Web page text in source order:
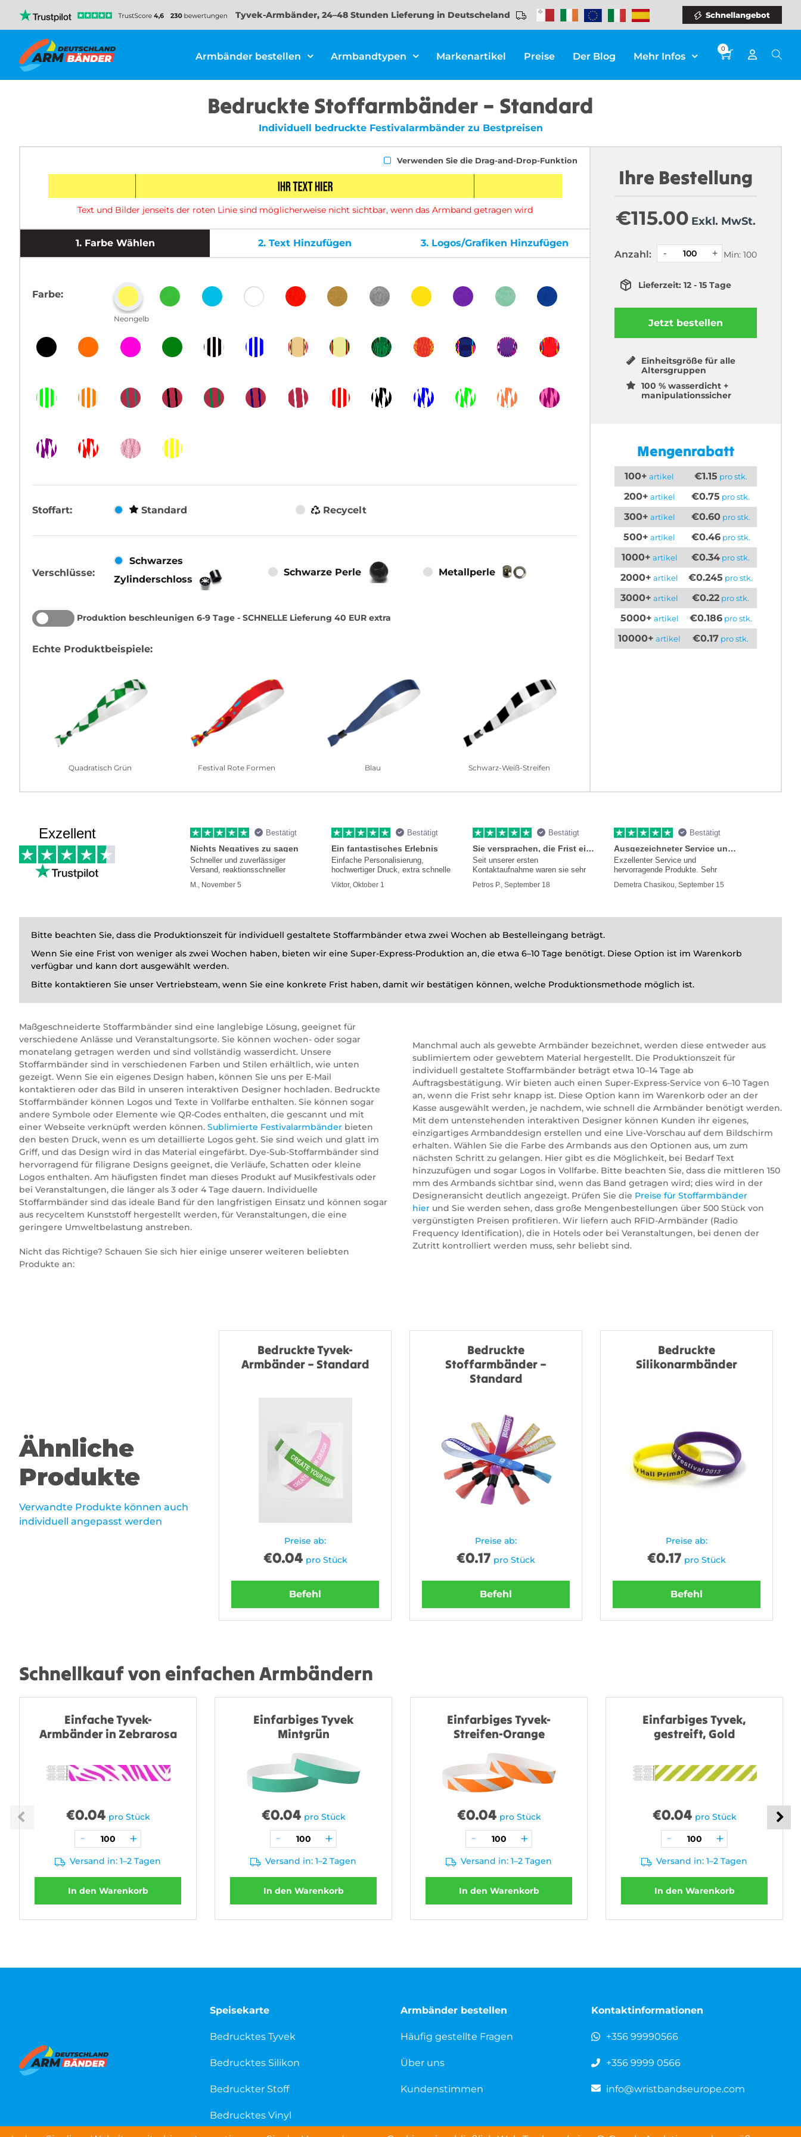
Tyvek-Armbänder, 24–48 Stunden Lieferung in Deutscheland Schnellangebot
Armbänder bestellen Armbandtypen Markenartikel Preise Der Blog Mehr Infos
0
Bedruckte Stoffarmbänder – Standard
Individuell bedruckte Festivalarmbänder zu Bestpreisen
Verwenden Sie die Drag-and-Drop-Funktion
Text und Bilder jenseits der roten Linie sind möglicherweise nicht sichtbar, wenn das Armband getragen wird
1. Farbe Wählen 2. Text Hinzufügen 3. Logos/Grafiken Hinzufügen
Farbe:
Neongelb
Stoffart: Standard Recycelt
Verschlüsse:
Schwarzes
Zylinderschloss
Schwarze Perle Metallperle
Produktion beschleunigen 6-9 Tage - SCHNELLE Lieferung 40 EUR extra
Echte Produktbeispiele:
Quadratisch Grün Festival Rote Formen Blau Schwarz-Weiß-Streifen
Ihre Bestellung
€115.00 Exkl. MwSt.
Anzahl: Min: 100
Lieferzeit: 12 - 15 Tage
Jetzt bestellen
Einheitsgröße für alle
Altersgruppen
100 % wasserdicht +
manipulationssicher
Mengenrabatt
100+ artikel €1.15 pro stk.
200+ artikel €0.75 pro stk.
300+ artikel €0.60pro stk.
500+ artikel €0.46pro stk.
1000+ artikel €0.34 pro stk.
2000+ artikel €0.245 pro stk.
3000+ artikel €0.22 pro stk.
5000+ artikel €0.186pro stk.
10000+ artikel €0.17 pro stk.
Exzellent Bestätigt
Nichts Negatives zu sagen
Schneller und zuverlässiger
Versand, reaktionsschneller
M., November 5
Bestätigt
Ein fantastisches Erlebnis
Einfache Personalisierung,
hochwertiger Druck, extra schnelle
Viktor, Oktober 1
Bestätigt
Sie versprachen, die Frist einzuhalten
Seit unserer ersten
Kontaktaufnahme waren sie sehr
Petros P., September 18
Bestätigt
Ausgezeichneter Service und Produkte
Exzellenter Service und
hervorragende Produkte. Sehr
Demetra Chasikou, September 15
Bitte beachten Sie, dass die Produktionszeit für individuell gestaltete Stoffarmbänder etwa zwei Wochen ab Bestelleingang beträgt.
Wenn Sie eine Frist von weniger als zwei Wochen haben, bieten wir eine Super-Express-Produktion an, die etwa 6–10 Tage benötigt. Diese Option ist im Warenkorb
verfügbar und kann dort ausgewählt werden.
Bitte kontaktieren Sie unser Vertriebsteam, wenn Sie eine konkrete Frist haben, damit wir bestätigen können, welche Produktionsmethode möglich ist.
Maßgeschneiderte Stoffarmbänder sind eine langlebige Lösung, geeignet für
verschiedene Anlässe und Veranstaltungsorte. Sie können wochen- oder sogar
monatelang getragen werden und sind vollständig wasserdicht. Unsere
Stoffarmbänder sind in verschiedenen Farben und Stilen erhältlich, wie unten
gezeigt. Wenn Sie ein eigenes Design haben, können Sie uns per E-Mail
kontaktieren oder das Bild in unseren interaktiven Designer hochladen. Bedruckte
Stoffarmbänder können Logos und Texte in Vollfarbe enthalten. Sie können sogar
andere Symbole oder Elemente wie QR-Codes enthalten, die gescannt und mit
einer Webseite verknüpft werden können. Sublimierte Festivalarmbänder bieten
den besten Druck, wenn es um detaillierte Logos geht. Sie sind weich und glatt im
Griff, und das Design wird in das Material eingefärbt. Dye-Sub-Stoffarmbänder sind
hervorragend für filigrane Designs geeignet, die Verläufe, Schatten oder kleine
Logos enthalten. Am häufigsten findet man dieses Produkt auf Musikfestivals oder
bei Veranstaltungen, die länger als 3 oder 4 Tage dauern. Individuelle
Stoffarmbänder sind das ideale Band für den langfristigen Einsatz und können sogar
aus recyceltem Kunststoff hergestellt werden, für Veranstaltungen, die eine
geringere Umweltbelastung anstreben.
Nicht das Richtige? Schauen Sie sich hier einige unserer weiteren beliebten
Produkte an:
Manchmal auch als gewebte Armbänder bezeichnet, werden diese entweder aus
sublimiertem oder gewebtem Material hergestellt. Die Produktionszeit für
individuell gestaltete Stoffarmbänder beträgt etwa 10–14 Tage ab
Auftragsbestätigung. Wir bieten auch einen Super-Express-Service von 6–10 Tagen
an, wenn die Frist sehr knapp ist. Diese Option kann im Warenkorb oder an der
Kasse ausgewählt werden, je nachdem, wie schnell die Armbänder benötigt werden.
Mit dem untenstehenden interaktiven Designer können Kunden ihr eigenes,
einzigartiges Armbanddesign erstellen und eine Live-Vorschau auf dem Bildschirm
erhalten. Wählen Sie die Farbe des Armbands aus den Optionen aus, um zum
nächsten Schritt zu gelangen. Hier gibt es die Möglichkeit, bei Bedarf Text
hinzuzufügen und sogar Logos in Vollfarbe. Bitte beachten Sie, dass die mittleren 150
mm des Armbands sichtbar sind, wenn das Band getragen wird; dies wird in der
Designeransicht deutlich angezeigt. Prüfen Sie die Preise für Stoffarmbänder
hier und Sie werden sehen, dass große Mengenbestellungen über 500 Stück von
vergünstigten Preisen profitieren. Wir liefern auch RFID-Armbänder (Radio
Frequency Identification), die in Hotels oder bei Veranstaltungen, bei denen der
Zutritt kontrolliert werden muss, sehr beliebt sind.
Ähnliche
Produkte
Verwandte Produkte können auch
individuell angepasst werden
Bedruckte Tyvek-
Armbänder – Standard
Preise ab:
€0.04 pro Stück
Befehl
Bedruckte
Stoffarmbänder –
Standard
Preise ab:
€0.17 pro Stück
Befehl
Bedruckte
Silikonarmbänder
Preise ab:
€0.17 pro Stück
Befehl
Schnellkauf von einfachen Armbändern
Einfache Tyvek-
Armbänder in Zebrarosa
€0.04 pro Stück
Versand in: 1–2 Tagen
In den Warenkorb
Einfarbiges Tyvek
Mintgrün
€0.04 pro Stück
Versand in: 1–2 Tagen
In den Warenkorb
Einfarbiges Tyvek-
Streifen-Orange
€0.04 pro Stück
Versand in: 1–2 Tagen
In den Warenkorb
Einfarbiges Tyvek,
gestreift, Gold
€0.04 pro Stück
Versand in: 1–2 Tagen
In den Warenkorb
Speisekarte
Bedrucktes Tyvek
Bedrucktes Silikon
Bedruckter Stoff
Bedrucktes Vinyl
Armbänder bestellen
Häufig gestellte Fragen
Über uns
Kundenstimmen
Kontaktinformationen
+356 99990566
+356 9999 0566
info@wristbandseurope.com